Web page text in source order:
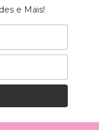
e Mais!